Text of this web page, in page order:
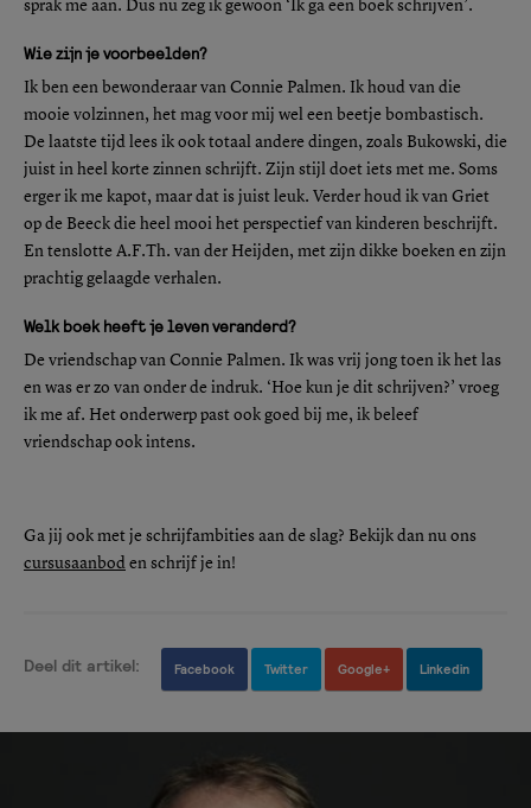
sprak me aan. Dus nu zeg ik gewoon ‘Ik ga een boek schrijven’.
Wie zijn je voorbeelden?
Ik ben een bewonderaar van Connie Palmen. Ik houd van die
mooie volzinnen, het mag voor mij wel een beetje bombastisch.
De laatste tijd lees ik ook totaal andere dingen, zoals Bukowski, die
juist in heel korte zinnen schrijft. Zijn stijl doet iets met me. Soms
erger ik me kapot, maar dat is juist leuk. Verder houd ik van Griet
op de Beeck die heel mooi het perspectief van kinderen beschrijft.
En tenslotte A.F.Th. van der Heijden, met zijn dikke boeken en zijn
prachtig gelaagde verhalen.
Welk boek heeft je leven veranderd?
De vriendschap van Connie Palmen. Ik was vrij jong toen ik het las
en was er zo van onder de indruk. ‘Hoe kun je dit schrijven?’ vroeg
ik me af. Het onderwerp past ook goed bij me, ik beleef
vriendschap ook intens.
Ga jij ook met je schrijfambities aan de slag? Bekijk dan nu ons
cursusaanbod en schrijf je in!
Deel dit artikel: Facebook Twitter Google+ Linkedin